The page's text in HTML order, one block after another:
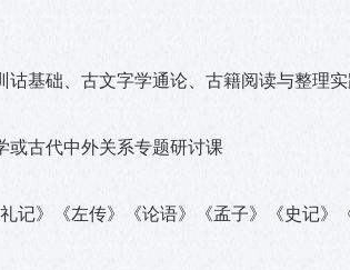
诂基础、古文字学通论、古籍阅读与整理
或古代中外关系专题研讨课
记》《左传》《论语》《孟子》《史记》